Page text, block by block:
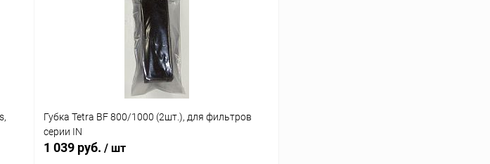
Губка Tetra BF 800/1000 (2шт.), для фильтров
серии IN
1 039 руб. / шт